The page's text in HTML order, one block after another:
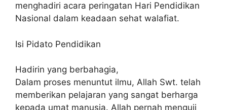
menghadiri acara peringatan Hari Pendidikan
Nasional dalam keadaan sehat walafiat.
Isi Pidato Pendidikan
Hadirin yang berbahagia,
Dalam proses menuntut ilmu, Allah Swt. telah
memberikan pelajaran yang sangat berharga
kepada umat manusia. Allah pernah menguji